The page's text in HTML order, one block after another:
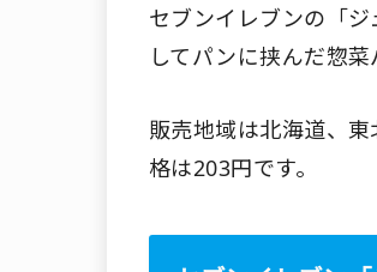
セブンイレブンの「
してパンに挟んだ惣菜
販売地域は北海道、
格は203円です。